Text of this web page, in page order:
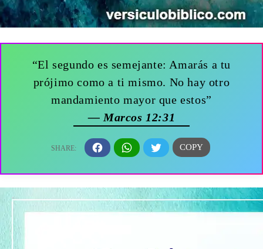
“El segundo es semejante: Amarás a tu
prójimo como a ti mismo. No hay otro
mandamiento mayor que estos”
— Marcos 12:31